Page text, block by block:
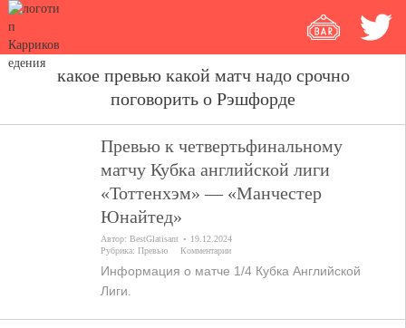
какое превью какой матч надо срочно
поговорить о Рэшфорде
Превью к четвертьфинальному
матчу Кубка английской лиги
«Тоттенхэм» — «Манчестер
Юнайтед»
Автор:BestGlatisant
19.12.2024
Рубрика:Превью Комментарии
Информация о матче 1/4 Кубка Английской
Лиги.